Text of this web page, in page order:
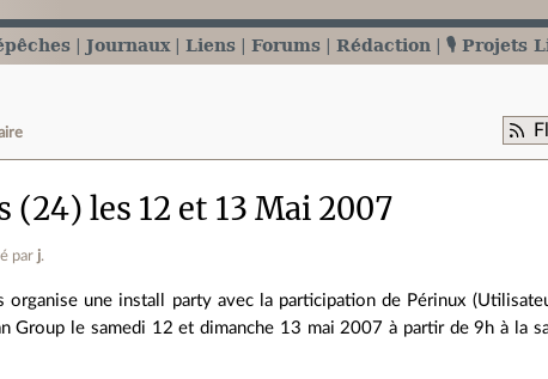
Journaux Liens Forums Rédaction 🎙️ Projets
les 12 et 13 Mai 2007
par j.
organise une install party avec la participation de Périnux
Group le samedi 12 et dimanche 13 mai 2007 à partir de 9h à la